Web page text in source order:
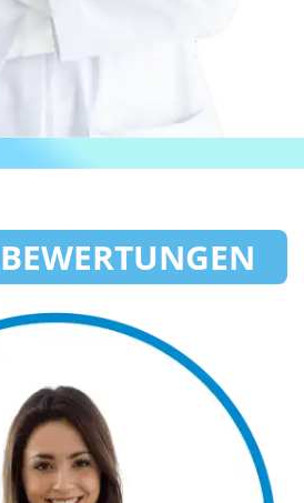
Algermisser